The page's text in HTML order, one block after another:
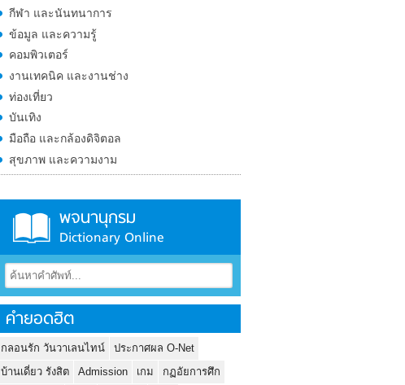
กีฬา และนันทนาการ
ข้อมูล และความรู้
คอมพิวเตอร์
งานเทคนิค และงานช่าง
ท่องเที่ยว
บันเทิง
มือถือ และกล้องดิจิตอล
สุขภาพ และความงาม
พจนานุกรม
Dictionary Online
คำยอดฮิต
กลอนรัก วันวาเลนไทน์
ประกาศผล O-Net
บ้านเดี่ยว รังสิต
Admission เกม
กฏอัยการศึก